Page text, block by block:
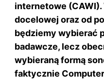
internetowe
docelowej oraz od
będziemy wybierać
badawcze, lecz
wybieraną formą
faktycznie